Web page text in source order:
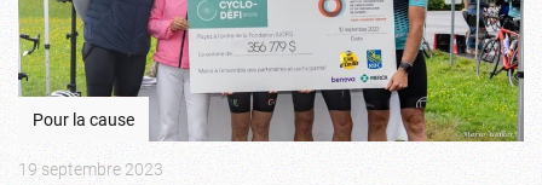
Pour la cause
19 septembre 2023